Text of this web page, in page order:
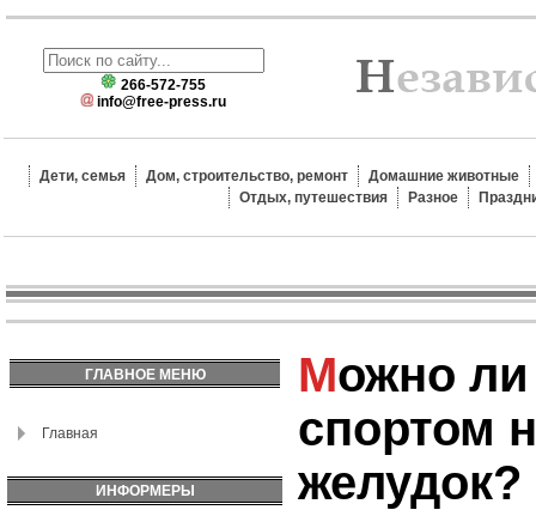
266-572-755
info@free-press.ru
Дети, семья Дом, строительство, ремонт
Домашние животные
Отдых, путешествия
Разное
ГЛАВНОЕ МЕНЮ
Главная
ИНФОРМЕРЫ
Можно ли заниматься
спортом
желудок?